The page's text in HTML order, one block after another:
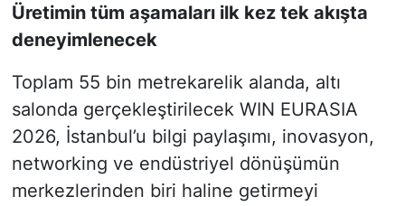
Üretimin tüm aşamaları ilk kez tek akışta
deneyimlenecek
Toplam 55 bin metrekarelik alanda, altı
salonda gerçekleştirilecek WIN EURASIA
2026, İstanbul’u bilgi paylaşımı, inovasyon,
networking ve endüstriyel dönüşümün
merkezlerinden biri haline getirmeyi